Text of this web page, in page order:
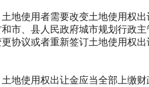
地使用者需要改变土地使用权出
市、县人民政府城市规划行政
协议或者重新签订土地使用权
地使用权出让金应当全部上缴财